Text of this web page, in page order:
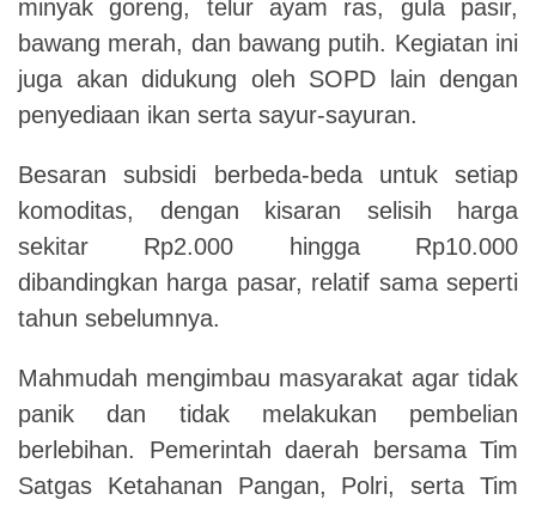
minyak goreng, telur ayam ras, gula pasir,
bawang merah, dan bawang putih. Kegiatan ini
juga akan didukung oleh SOPD lain dengan
penyediaan ikan serta sayur-sayuran.
Besaran subsidi berbeda-beda untuk setiap
komoditas, dengan kisaran selisih harga
sekitar Rp2.000 hingga Rp10.000
dibandingkan harga pasar, relatif sama seperti
tahun sebelumnya.
Mahmudah mengimbau masyarakat agar tidak
panik dan tidak melakukan pembelian
berlebihan. Pemerintah daerah bersama Tim
Satgas Ketahanan Pangan, Polri, serta Tim